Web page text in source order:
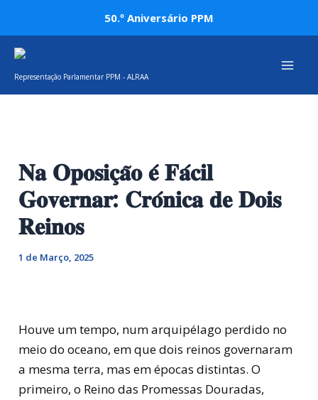
content
50.º Aniversário PPM
Representação Parlamentar PPM - ALRAA
𝐍𝐚 𝐎𝐩𝐨𝐬𝐢𝐜̧𝐚̃𝐨 𝐞́ 𝐅𝐚́𝐜𝐢𝐥
𝐆𝐨𝐯𝐞𝐫𝐧𝐚𝐫: 𝐂𝐫𝐨́𝐧𝐢𝐜𝐚 𝐝𝐞 𝐃𝐨𝐢𝐬
𝐑𝐞𝐢𝐧𝐨𝐬
1 de Março, 2025
Houve um tempo, num arquipélago perdido no
meio do oceano, em que dois reinos governaram
a mesma terra, mas em épocas distintas. O
primeiro, o Reino das Promessas Douradas,